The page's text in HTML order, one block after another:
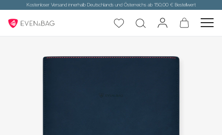
Kostenloser Versand innerhalb Deutschlands und Österreichs ab 150,00 € Bestellwert